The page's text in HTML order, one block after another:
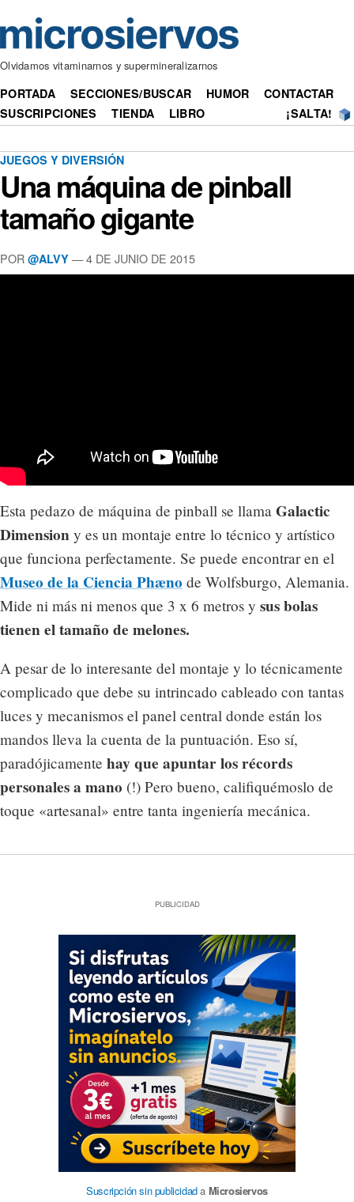
Olvidamos vitaminarnos y supermineralizarnos
PORTADA SECCIONES/BUSCAR HUMOR
CONTACTAR
SUSCRIPCIONES
TIENDA LIBRO ¡SALTA!
JUEGOS Y DIVERSIÓN
Una máquina de pinball
tamaño gigante
POR @ALVY — 4 DE JUNIO DE 2015
Esta pedazo de máquina de pinball se llama Galactic
Dimension y es un montaje entre lo técnico y artístico
que funciona perfectamente. Se puede encontrar en el
Museo de la Ciencia Phæno de Wolfsburgo, Alemania.
Mide ni más ni menos que 3 x 6 metros y sus bolas
tienen el tamaño de melones.
A pesar de lo interesante del montaje y lo técnicamente
complicado que debe su intrincado cableado con tantas
luces y mecanismos el panel central donde están los
mandos lleva la cuenta de la puntuación. Eso sí,
paradójicamente hay que apuntar los récords
personales a mano (!) Pero bueno, califiquémoslo de
toque «artesanal» entre tanta ingeniería mecánica.
PUBLICIDAD
Suscripción sin publicidada Microsiervos